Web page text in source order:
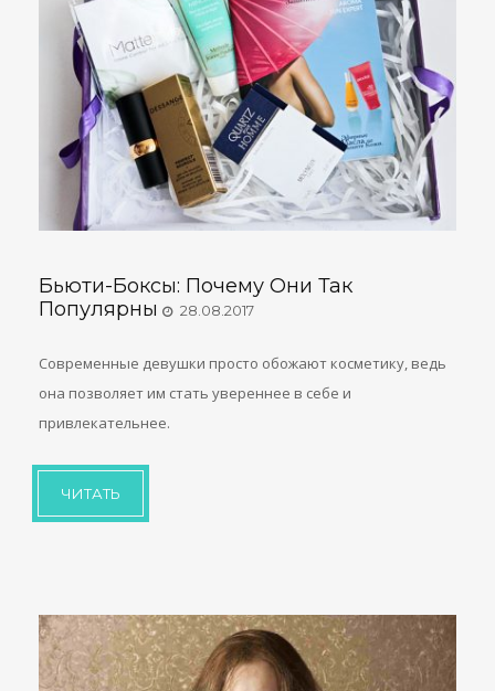
Бьюти-Боксы: Почему Они Так
Популярны
28.08.2017
Современные девушки просто обожают косметику, ведь
она позволяет им стать увереннее в себе и
привлекательнее.
ЧИТАТЬ